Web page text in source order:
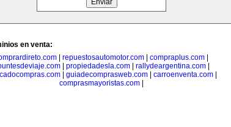
en venta:
repuestosautomotor.com compraplus.com
propiedadesla.com rallydeargentina.com
| guiadecomprasweb.com| carroenventa.com|
comprasmayoristas.com